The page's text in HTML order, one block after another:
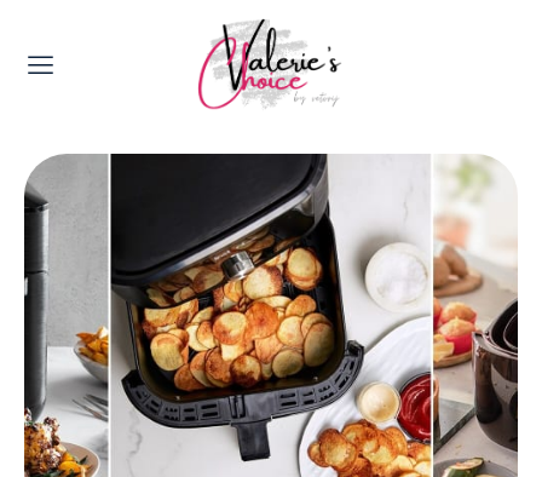
Valerie's Topics
Travel & Culture
Food & Drinks
Happyness & Opmerkelijk
Lifestyle, Sport & Duurzaamheid
Gadgets & Tech
Top 5 van Valerie
Health & Beauty
Huis & Tuin
Nieuws & Media